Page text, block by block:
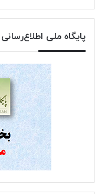
پایگاه ملی